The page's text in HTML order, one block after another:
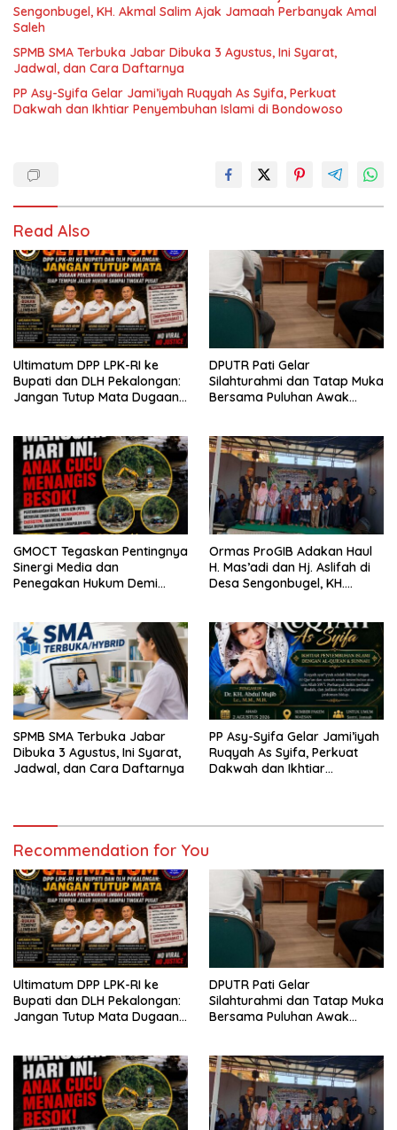
Sengonbugel, KH. Akmal Salim Ajak Jamaah Perbanyak Amal
Saleh
SPMB SMA Terbuka Jabar Dibuka 3 Agustus, Ini Syarat,
Jadwal, dan Cara Daftarnya
PP Asy-Syifa Gelar Jami’iyah Ruqyah As Syifa, Perkuat
Dakwah dan Ikhtiar Penyembuhan Islami di Bondowoso
Read Also
Ultimatum DPP LPK-RI ke
Bupati dan DLH Pekalongan:
Jangan Tutup Mata Dugaan
Hukum Sampai Tingkat Pusat
DPUTR Pati Gelar
Silahturahmi dan Tatap Muka
Bersama Puluhan Awak
GMOCT Tegaskan Pentingnya
Sinergi Media dan
Penegakan Hukum Demi
Ormas ProGIB Adakan Haul
H. Mas’adi dan Hj. Aslifah di
Desa Sengonbugel, KH.
SPMB SMA Terbuka Jabar
Dibuka 3 Agustus, Ini Syarat,
Jadwal, dan Cara Daftarnya
PP Asy-Syifa Gelar Jami’iyah
Ruqyah As Syifa, Perkuat
Dakwah dan Ikhtiar
Recommendation for You
Ultimatum DPP LPK-RI ke
Bupati dan DLH Pekalongan:
Jangan Tutup Mata Dugaan
Hukum Sampai Tingkat Pusat
DPUTR Pati Gelar
Silahturahmi dan Tatap Muka
Bersama Puluhan Awak